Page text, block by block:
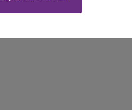
est contraint de